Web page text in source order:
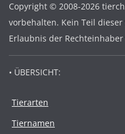
Copyright © 2008-2026
vorbehalten. Kein Teil
Erlaubnis der
• ÜBERSICHT:
Tierarten
Tiernamen